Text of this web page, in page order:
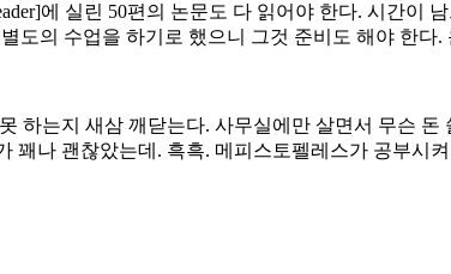
에 실린 50편의 논문도 다 읽어야 한다. 시간
도의 수업을 하기로 했으니 그것 준비도 해야 한
하는지 새삼 깨닫는다. 사무실에만 살면서 무슨
꽤나 괜찮았는데. 흑흑. 메피스토펠레스가 공부